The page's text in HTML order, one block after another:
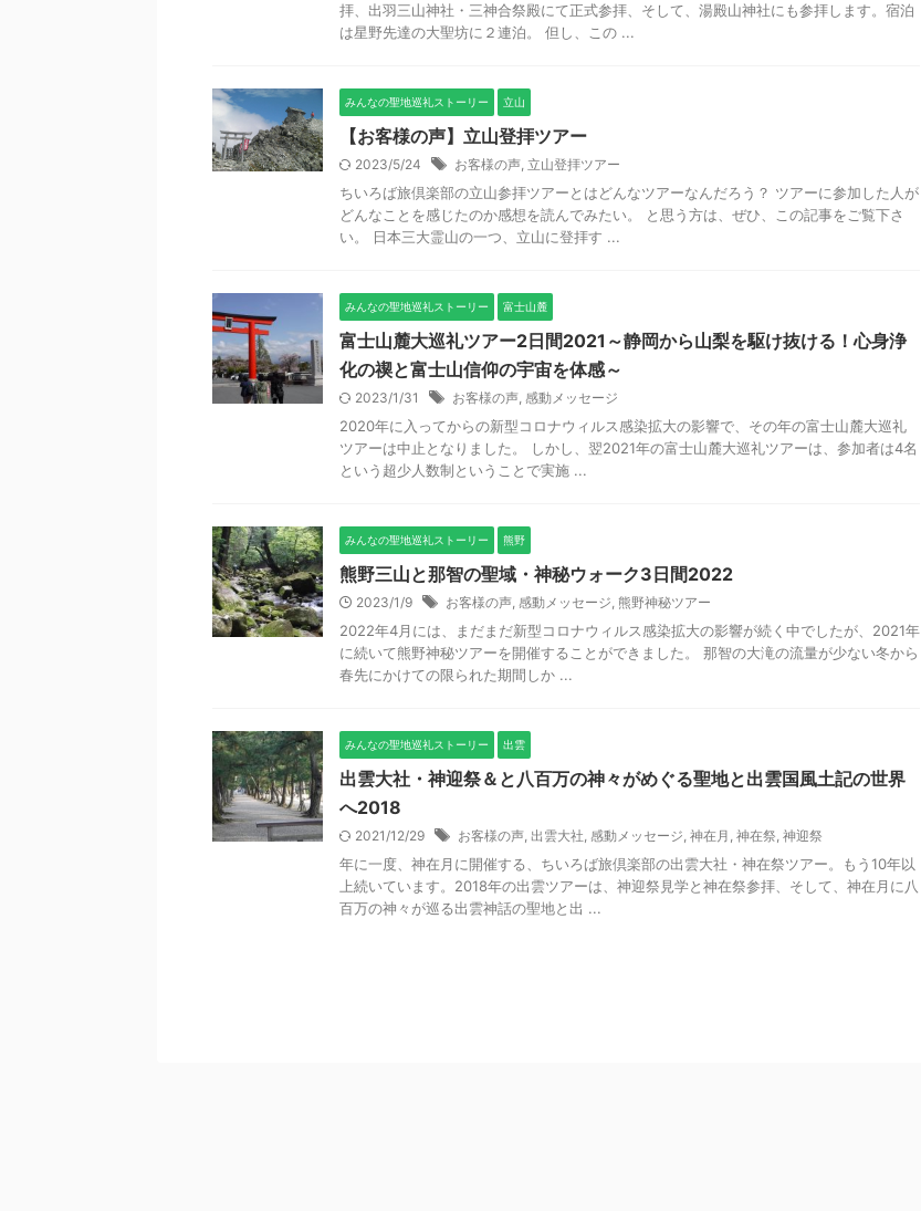
拝、出羽三山神社・三神合祭殿にて正式参拝、そして、湯殿山神社にも参拝します。宿泊
は星野先達の大聖坊に２連泊。 但し、この ...
みんなの聖地巡礼ストーリー 立山
【お客様の声】立山登拝ツアー
2023/5/24 お客様の声, 立山登拝ツアー
ちいろば旅倶楽部の立山参拝ツアーとはどんなツアーなんだろう？ ツアーに参加した人が
どんなことを感じたのか感想を読んでみたい。 と思う方は、ぜひ、この記事をご覧下さ
い。 日本三大霊山の一つ、立山に登拝す ...
みんなの聖地巡礼ストーリー 富士山麓
富士山麓大巡礼ツアー2日間2021～静岡から山梨を駆け抜ける！心身浄
化の禊と富士山信仰の宇宙を体感～
2023/1/31 お客様の声, 感動メッセージ
2020年に入ってからの新型コロナウィルス感染拡大の影響で、その年の富士山麓大巡礼
ツアーは中止となりました。 しかし、翌2021年の富士山麓大巡礼ツアーは、参加者は4名
という超少人数制ということで実施 ...
みんなの聖地巡礼ストーリー 熊野
熊野三山と那智の聖域・神秘ウォーク3日間2022
2023/1/9 お客様の声, 感動メッセージ, 熊野神秘ツアー
2022年4月には、まだまだ新型コロナウィルス感染拡大の影響が続く中でしたが、2021年
に続いて熊野神秘ツアーを開催することができました。 那智の大滝の流量が少ない冬から
春先にかけての限られた期間しか ...
みんなの聖地巡礼ストーリー 出雲
出雲大社・神迎祭＆と八百万の神々がめぐる聖地と出雲国風土記の世界
へ2018
2021/12/29 お客様の声, 出雲大社, 感動メッセージ, 神在月 , 神在祭, 神迎祭
年に一度、神在月に開催する、ちいろば旅倶楽部の出雲大社・神在祭ツアー。もう10年以
上続いています。2018年の出雲ツアーは、神迎祭見学と神在祭参拝、そして、神在月に八
百万の神々が巡る出雲神話の聖地と出 ...